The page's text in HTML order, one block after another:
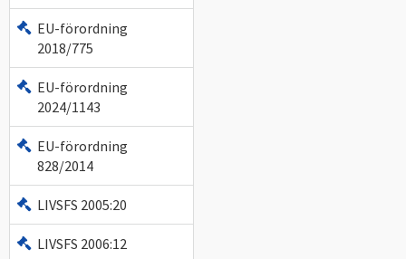
EU-förordning
2018/775
EU-förordning
2024/1143
EU-förordning
828/2014
LIVSFS 2005:20
LIVSFS 2006:12